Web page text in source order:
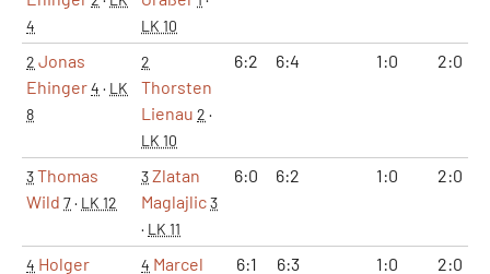
4
LK 10
2 Jonas
Ehinger4 · LK
8
2
Thorsten
Lienau 2 ·
LK 10
6:2 6:4 1:0 2:0
3Thomas
Wild 7· LK 12
3Zlatan
Maglajlic3
· LK 11
6:0 6:2 1:0 2:0
4 Holger
4 Marcel
6:1 6:3 1:0 2:0